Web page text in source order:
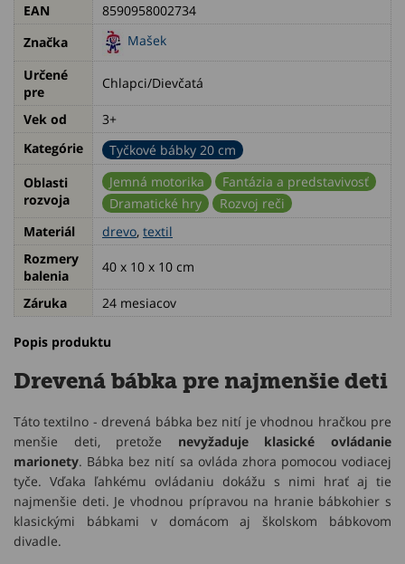
EAN
8590958002734
Značka
Mašek
Určené
pre
Chlapci/Dievčatá
Vek od
3+
Kategórie
Tyčkové bábky 20 cm
Oblasti
rozvoja
Jemná motorika
Fantázia a predstavivosť
Dramatické hry
Rozvoj reči
Materiál
drevo, textil
Rozmery
balenia
40 x 10 x 10 cm
Záruka 24 mesiacov
Popis produktu
Drevená bábka pre najmenšie deti
Táto textilno - drevená bábka bez nití je vhodnou hračkou pre
menšie deti, pretože nevyžaduje klasické ovládanie
marionety. Bábka bez nití sa ovláda zhora pomocou vodiacej
tyče. Vďaka ľahkému ovládaniu dokážu s nimi hrať aj tie
najmenšie deti. Je vhodnou prípravou na hranie bábkohier s
klasickými bábkami v domácom aj školskom bábkovom
divadle.